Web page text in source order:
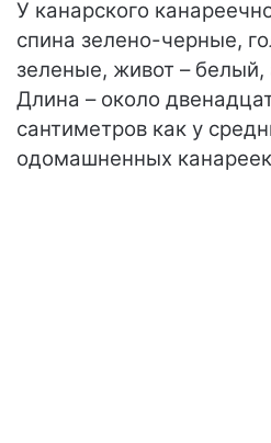
У канарского
спина зелено-черные,
зеленые, живот – белый,
Длина – около
сантиметров как у
одомашненных